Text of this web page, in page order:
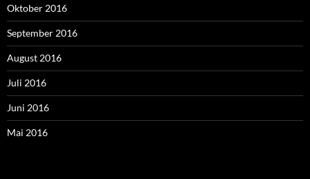
Oktober 2016
September 2016
August 2016
Juli 2016
Juni 2016
Mai 2016